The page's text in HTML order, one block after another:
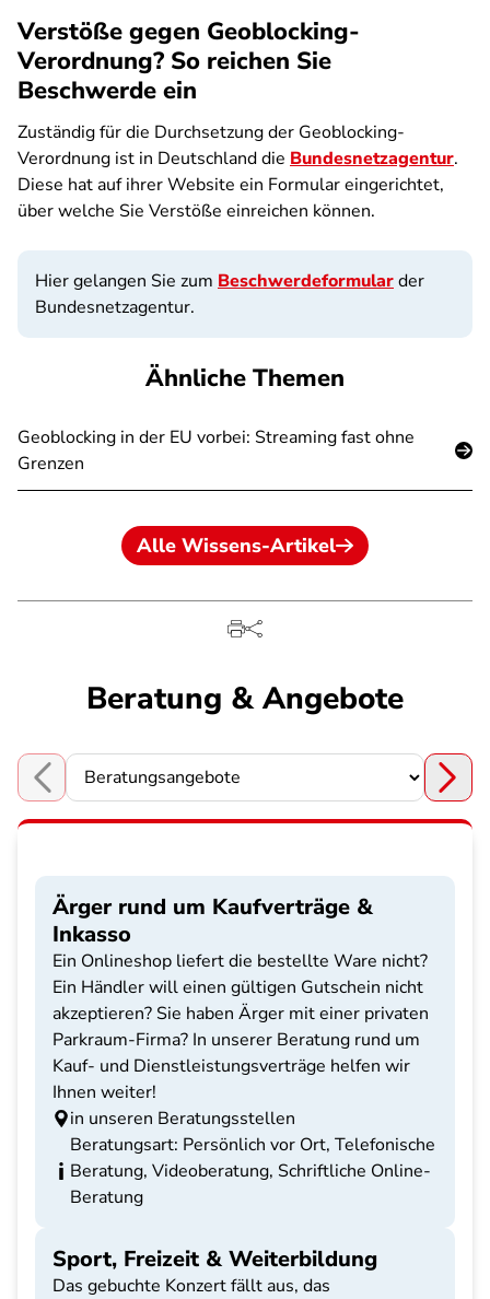
Verstöße gegen Geoblocking-
Verordnung? So reichen Sie
Beschwerde ein
Zuständig für die Durchsetzung der Geoblocking-
Verordnung ist in Deutschland die Bundesnetzagentur.
Diese hat auf ihrer Website ein Formular eingerichtet,
über welche Sie Verstöße einreichen können.
Hier gelangen Sie zum Beschwerdeformularder
Bundesnetzagentur.
Ähnliche Themen
Geoblocking in der EU vorbei: Streaming fast ohne
Grenzen
Alle Wissens-Artikel
Beratung & Angebote
Choose a section
Ärger rund um Kaufverträge &
Inkasso
Ein Onlineshop liefert die bestellte Ware nicht?
Ein Händler will einen gültigen Gutschein nicht
akzeptieren? Sie haben Ärger mit einer privaten
Parkraum-Firma? In unserer Beratung rund um
Kauf- und Dienstleistungsverträge helfen wir
Ihnen weiter!
in unseren Beratungsstellen
Beratungsart: Persönlich vor Ort, Telefonische
Beratung, Videoberatung, Schriftliche Online-
Beratung
Sport, Freizeit & Weiterbildung
Das gebuchte Konzert fällt aus, das